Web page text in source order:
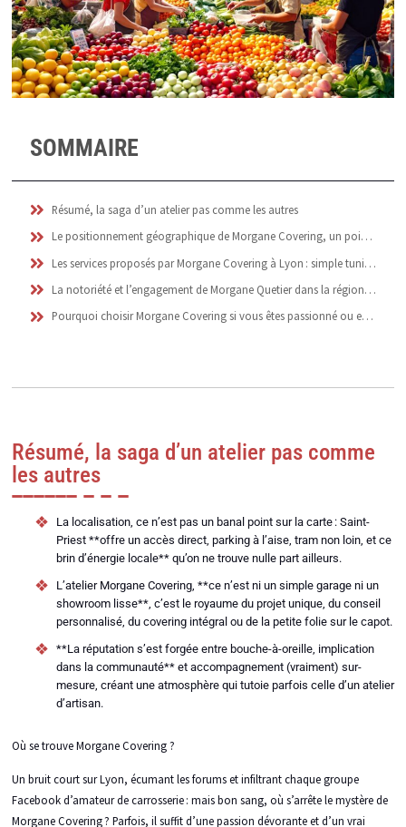
SOMMAIRE
Résumé, la saga d’un atelier pas comme les autres
Le positionnement géographique de Morgane Covering, un point fort méconnu ?
Les services proposés par Morgane Covering à Lyon : simple tuning ou métamorphose personnalisée ?
La notoriété et l’engagement de Morgane Quetier dans la région lyonnaise : que disent ceux qui ont tenté l’expérience ?
Pourquoi choisir Morgane Covering si vous êtes passionné ou entrepreneur : question de feeling ou vraie démarche ?
Résumé, la saga d’un atelier pas comme
les autres
La localisation, ce n’est pas un banal point sur la carte : Saint-
Priest **offre un accès direct, parking à l’aise, tram non loin, et ce
brin d’énergie locale** qu’on ne trouve nulle part ailleurs.
L’atelier Morgane Covering, **ce n’est ni un simple garage ni un
showroom lisse**, c’est le royaume du projet unique, du conseil
personnalisé, du covering intégral ou de la petite folie sur le capot.
**La réputation s’est forgée entre bouche-à-oreille, implication
dans la communauté** et accompagnement (vraiment) sur-
mesure, créant une atmosphère qui tutoie parfois celle d’un atelier
d’artisan.
Où se trouve Morgane Covering ?
Un bruit court sur Lyon, écumant les forums et infiltrant chaque groupe
Facebook d’amateur de carrosserie : mais bon sang, où s’arrête le mystère de
Morgane Covering ? Parfois, il suffit d’une passion dévorante et d’un vrai